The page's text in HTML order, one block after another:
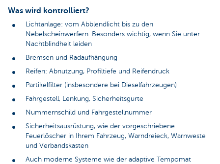
Was wird kontrolliert?
Lichtanlage: vom Abblendlicht bis zu den
Nebelscheinwerfern. Besonders wichtig, wenn Sie unter
Nachtblindheit leiden
Bremsen und Radaufhängung
Reifen: Abnutzung, Profiltiefe und Reifendruck
Partikelfilter (insbesondere bei Dieselfahrzeugen)
Fahrgestell, Lenkung, Sicherheitsgurte
Nummernschild und Fahrgestellnummer
Sicherheitsausrüstung, wie der vorgeschriebene
Feuerlöscher in Ihrem Fahrzeug, Warndreieck, Warnweste
und Verbandskasten
Auch moderne Systeme wie der adaptive Tempomat